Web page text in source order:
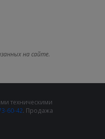
на сайте.
техническими
60-42. Продажа